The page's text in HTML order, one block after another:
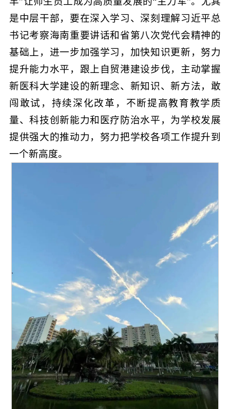
是中层干部，要在深入学习、深刻理解习近平总
书记考察海南重要讲话和省第八次党代会精神的
基础上，进一步加强学习，加快知识更新，努力
提升能力水平，跟上自贸港建设步伐，主动掌握
新医科大学建设的新理念、新知识、新方法，敢
闯敢试，持续深化改革，不断提高教育教学质
量、科技创新能力和医疗防治水平，为学校发展
提供强大的推动力，努力把学校各项工作提升到
一个新高度。